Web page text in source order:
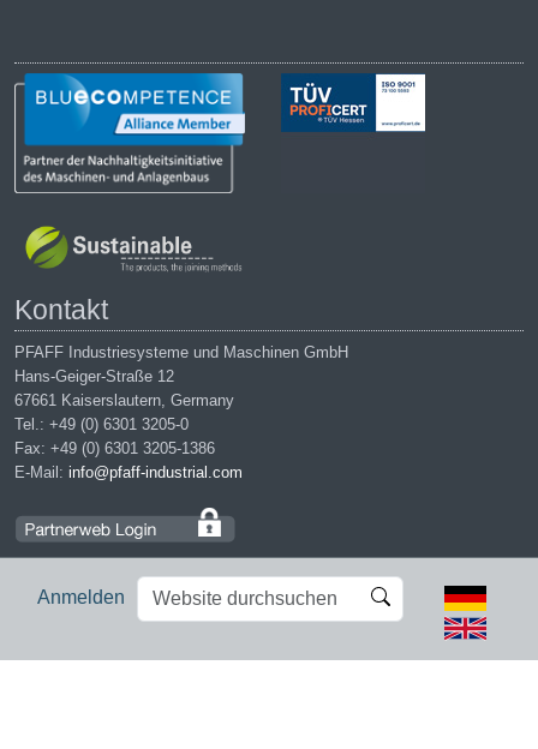
Anmelden
Website
durchsuchen
Erweiterte
Suche…
Kontakt
PFAFF Industriesysteme und Maschinen GmbH
Hans-Geiger-Straße 12
67661 Kaiserslautern, Germany
Tel.: +49 (0) 6301 3205-0
Fax: +49 (0) 6301 3205-1386
E-Mail: info@pfaff-industrial.com